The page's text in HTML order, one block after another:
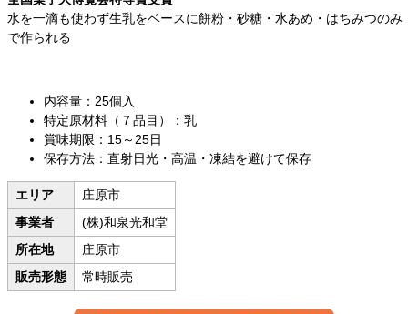
水を一滴も使わず生乳をベースに餅粉・砂糖・水あめ・はちみつのみ
で作られる
内容量：25個入
特定原材料（７品目）：乳
賞味期限：15～25日
保存方法：直射日光・高温・凍結を避けて保存
エリア
庄原市
事業者
(株)和泉光和堂
所在地
庄原市
販売形態
常時販売